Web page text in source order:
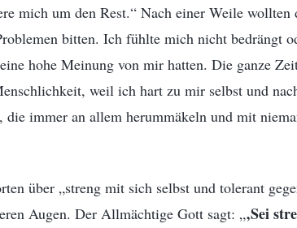
mich um den Rest.“ Nach einer Weile wollten
bitten. Ich fühlte mich nicht bedrängt
hohe Meinung von mir hatten. Die ganze
weil ich hart zu mir selbst und
immer an allem herummäkeln und mit
über „streng mit sich selbst und tolerant
Augen. Der Allmächtige Gott sagt: „‚Sei